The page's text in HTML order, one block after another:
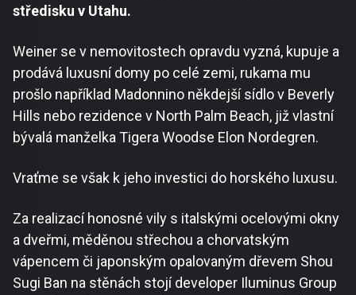
středisku v Utahu.
Weiner se v nemovitostech opravdu vyzná, kupuje a
prodává luxusní domy po celé zemi, rukama mu
prošlo například Madonnino někdejší sídlo v Beverly
Hills nebo rezidence v North Palm Beach, již vlastní
bývalá manželka Tigera Woodse Elon Nordegren.
Vraťme se však k jeho investici do horského luxusu.
Za realizací honosné vily s italskými ocelovými okny
a dveřmi, měděnou střechou a chorvatským
vápencem či japonským opalovaným dřevem Shou
Sugi Ban na stěnách stojí developer Iluminus Group